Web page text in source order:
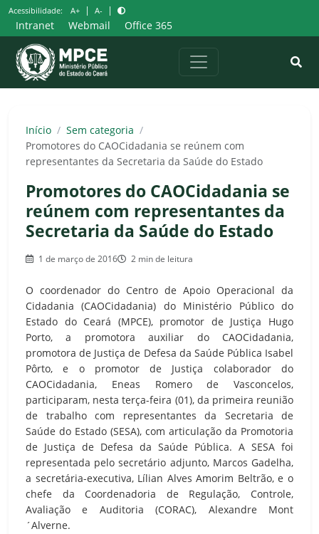
Pular
para
o
conteúdo
Acessibilidade: A+ | A- |
Intranet Webmail Office 365
Início / Sem categoria /
Promotores do CAOCidadania se reúnem com
representantes da Secretaria da Saúde do Estado
Promotores do CAOCidadania se
reúnem com representantes da
Secretaria da Saúde do Estado
1 de março de 2016 2 min de leitura
O coordenador do Centro de Apoio Operacional da
Cidadania (CAOCidadania) do Ministério Público do
Estado do Ceará (MPCE), promotor de Justiça Hugo
Porto, a promotora auxiliar do CAOCidadania,
promotora de Justiça de Defesa da Saúde Pública Isabel
Pôrto, e o promotor de Justiça colaborador do
CAOCidadania, Eneas Romero de Vasconcelos,
participaram, nesta terça-feira (01), da primeira reunião
de trabalho com representantes da Secretaria de
Saúde do Estado (SESA), com articulação da Promotoria
de Justiça de Defesa da Saúde Pública. A SESA foi
representada pelo secretário adjunto, Marcos Gadelha,
a secretária-executiva, Lílian Alves Amorim Beltrão, e o
chefe da Coordenadoria de Regulação, Controle,
Avaliação e Auditoria (CORAC), Alexandre Mont
´Alverne.